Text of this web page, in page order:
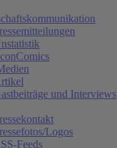
und Interviews
Logos
Feeds